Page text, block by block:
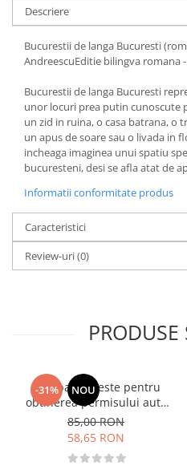
Dictionare de limba romana
Enciclopedii
Diete si alimentatie sanatoasa
Fitness si frumusete
Diverse
Diverse
Feng Shui
Sa nu razi :((
Drept
Legislatie
Actiune,aventura
Crime, Thriller, Mistery
Fantasy
Literatura de divertisment
Literatura romana
Descriere
Bucurestii de langa Bucuresti
AndreescuEditie bilingva romana
Bucurestii de langa Bucuresti
unor locuri prea putin cunoscute
un zid in ruina, o casa batrana, o
un apus de soare sau o livada in
incheaga imaginea unui spatiu
bucuresteni, desi se afla atat de
Informatii conformitate produs
Caracteristici
Review-uri(0)
-31% NOU
Intrebari si teste pentru
obtinerea permisului auto
categoria B - editia 2026
85,00 RON
58,65 RON